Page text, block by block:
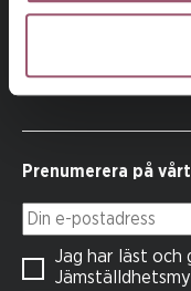
På uppdrag av
och pojkar ska ha
egna liv.
Prenumerera på
Din e-postadress
Jag har läst och